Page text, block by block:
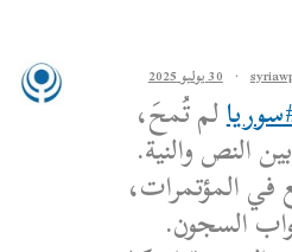
· 30 يوليو 2025
لم تُمحَ،
النص والنية.
المؤتمرات،
السجون.